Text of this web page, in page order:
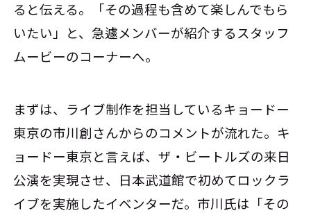
ると伝える。「その過程も含めて楽しんでもら
いたい」と、急遽メンバーが紹介するスタッフ
ムービーのコーナーへ。
まずは、ライブ制作を担当しているキョードー
東京の市川創さんからのコメントが流れた。キ
ョードー東京と言えば、ザ・ビートルズの来日
公演を実現させ、日本武道館で初めてロックラ
イブを実施したイベンターだ。市川氏は「その